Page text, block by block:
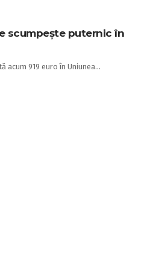
scumpește puternic în
acum 919 euro în Uniunea…